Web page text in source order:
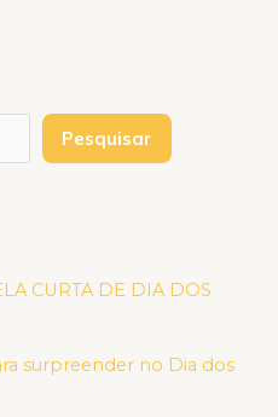
Pesquisar
CURTA DE DIA DOS
surpreender no Dia dos